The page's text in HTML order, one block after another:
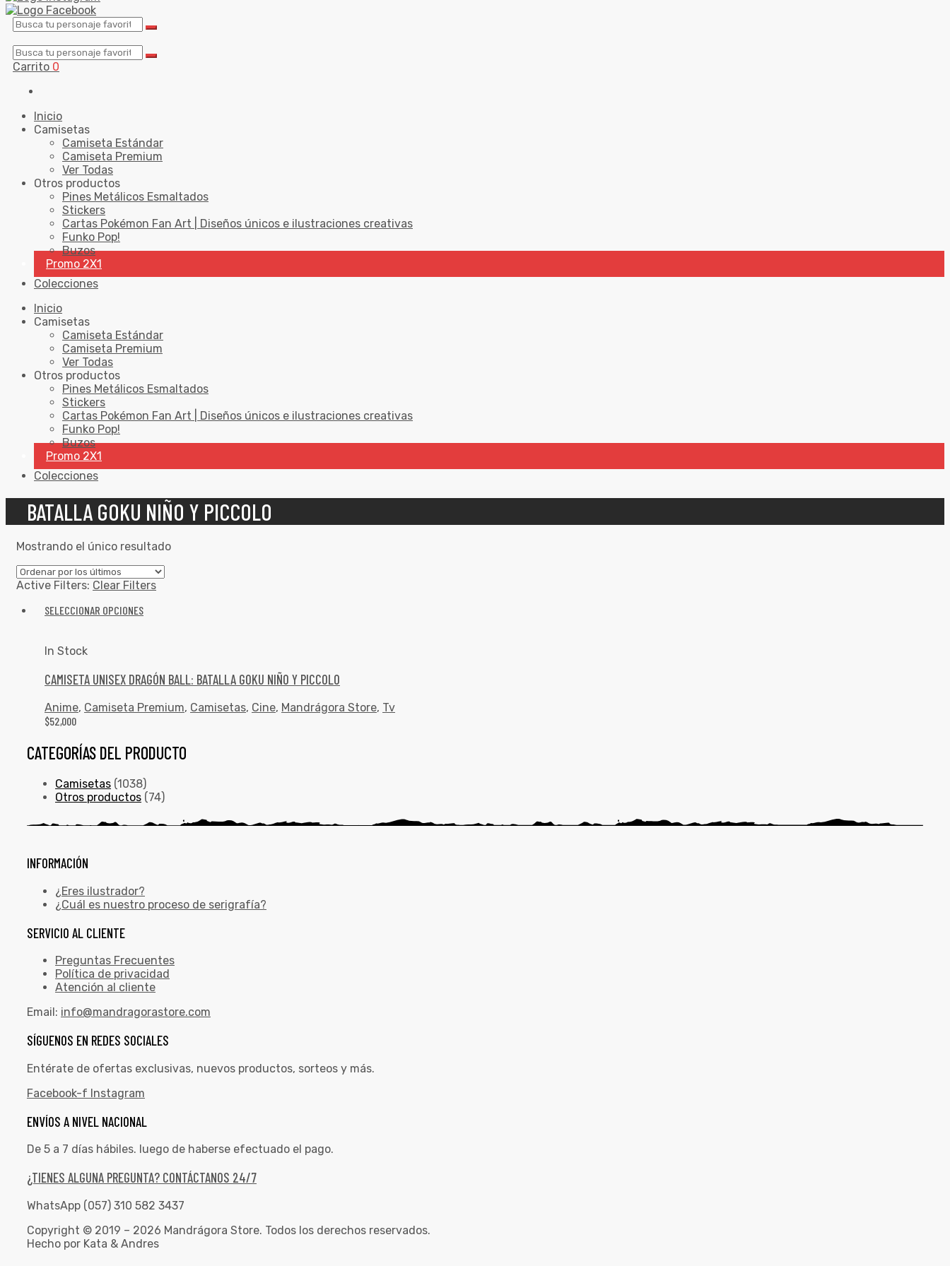
Carrito 0
Inicio
Camisetas
Camiseta Estándar
Camiseta Premium
Ver Todas
Otros productos
Pines Metálicos Esmaltados
Stickers
Cartas Pokémon Fan Art | Diseños únicos e ilustraciones creativas
Funko Pop!
Buzos
Promo 2X1
Colecciones
Inicio
Camisetas
Camiseta Estándar
Camiseta Premium
Ver Todas
Otros productos
Pines Metálicos Esmaltados
Stickers
Cartas Pokémon Fan Art | Diseños únicos e ilustraciones creativas
Funko Pop!
Buzos
Promo 2X1
Colecciones
BATALLA GOKU NIÑO Y PICCOLO
Mostrando el único resultado
Active Filters: Clear Filters
SELECCIONAR OPCIONES
In Stock
CAMISETA UNISEX DRAGÓN BALL: BATALLA GOKU NIÑO Y PICCOLO
Anime, Camiseta Premium, Camisetas, Cine, Mandrágora Store, Tv
$52,000
CATEGORÍAS DEL PRODUCTO
Camisetas (1038)
Otros productos (74)
INFORMACIÓN
¿Eres ilustrador?
¿Cuál es nuestro proceso de serigrafía?
SERVICIO AL CLIENTE
Preguntas Frecuentes
Política de privacidad
Atención al cliente
Email: info@mandragorastore.com
SÍGUENOS EN REDES SOCIALES
Entérate de ofertas exclusivas, nuevos productos, sorteos y más.
Facebook-f Instagram
ENVÍOS A NIVEL NACIONAL
De 5 a 7 días hábiles. luego de haberse efectuado el pago.
¿TIENES ALGUNA PREGUNTA? CONTÁCTANOS 24/7
WhatsApp (057) 310 582 3437
Copyright © 2019 – 2026 Mandrágora Store. Todos los derechos reservados.
Hecho por Kata & Andres